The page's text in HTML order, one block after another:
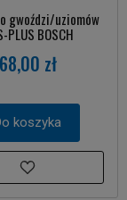
gwoździ/uziomów
PLUS BOSCH
68,00 zł
koszyka